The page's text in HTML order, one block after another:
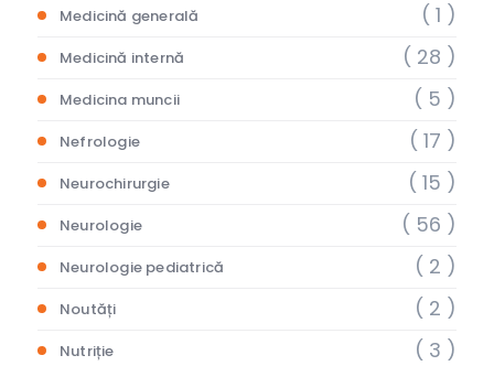
Medicină generală ( 1 )
Medicină internă ( 28 )
Medicina muncii ( 5 )
Nefrologie ( 17 )
Neurochirurgie ( 15 )
Neurologie ( 56 )
Neurologie pediatrică ( 2 )
Noutăți ( 2 )
Nutriție ( 3 )